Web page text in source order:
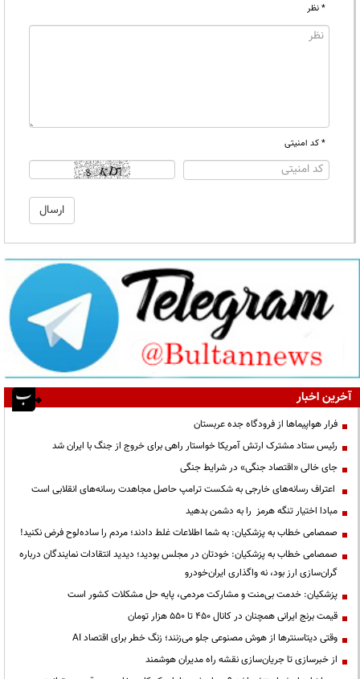
* نظر
* کد امنیتی
آخرین اخبار
فرار هواپیماها از فرودگاه جده عربستان
رئیس ستاد مشترک ارتش آمریکا خواستار راهی برای خروج از جنگ با ایران شد
جای خالی «اقتصاد جنگی» در شرایط جنگی
اعتراف رسانه‌های خارجی به شکست ترامپ حاصل مجاهدت رسانه‌های انقلابی است
مبادا اختیار تنگه هرمز را به دشمن بدهید
صمصامی خطاب به پزشکیان: به شما اطلاعات غلط دادند؛ مردم را ساده‌لوح فرض نکنید!
صمصامی خطاب به پزشکیان: خودتان در مجلس بودید؛ دیدید انتقادات نمایندگان درباره
گران‌سازی ارز بود، نه واگذاری ایران‌خودرو
پزشکیان: خدمت بی‌منت و مشارکت مردمی، پایه حل مشکلات کشور است
قیمت‌ برنج ایرانی همچنان در کانال ۴۵۰ تا ۵۵۰ هزار تومان
وقتی دیتاسنترها از هوش مصنوعی جلو می‌زنند؛ زنگ خطر برای اقتصاد AI
از خبرسازی تا جریان‌سازی نقشه راه مدیران هوشمند